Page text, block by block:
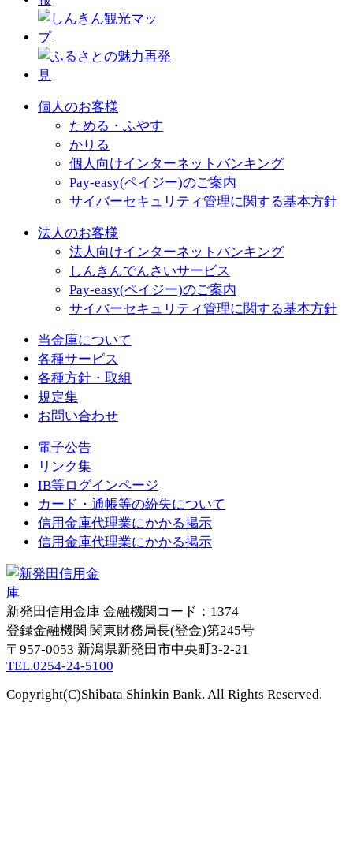
個人のお客様
ためる・ふやす
かりる
個人向けインターネットバンキング
Pay-easy(ペイジー)のご案内
サイバーセキュリティ管理に関する基本方針
法人のお客様
法人向けインターネットバンキング
しんきんでんさいサービス
Pay-easy(ペイジー)のご案内
サイバーセキュリティ管理に関する基本方針
当金庫について
各種サービス
各種方針・取組
規定集
お問い合わせ
電子公告
リンク集
IB等ログインページ
カード・通帳等の紛失について
信用金庫代理業にかかる掲示
信用金庫代理業にかかる掲示
新発田信用金庫 金融機関コード：1374
登録金融機関 関東財務局長(登金)第245号
〒957-0053 新潟県新発田市中央町3-2-21
TEL.0254-24-5100
Copyright(C)Shibata Shinkin Bank. All Rights Reserved.